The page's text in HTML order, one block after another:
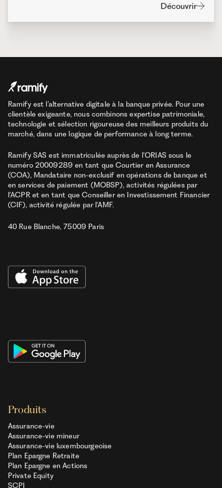
Découvrir
Ramify est l’alternative digitale à la banque privée. Pour une
clientèle exigeante, nous combinons expertise patrimoniale,
technologie et sélection rigoureuse des meilleurs produits du
marché, dans une logique de performance à long terme.
Ramify SAS est immatriculée auprès de l’ORIAS sous le
numéro 20009289 en tant que Courtier en Assurance
(COA), Mandataire non-exclusif en opérations de banque et
en services de paiement (MOBSP), activités régulées par
l’ACPR et en tant que Conseiller en Investissement Financier
(CIF), activité régulée par l’AMF.
40 Rue Blanche, 75009 Paris
Produits
Assurance-vie
Assurance-vie mineur
Assurance-vie luxembourgeoise
Plan Epargne Retraite
Plan Epargne en Actions
Private Equity
SCPI